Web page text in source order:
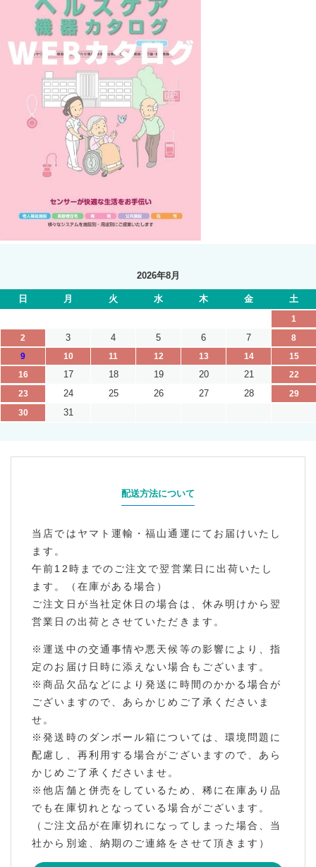
2026年8月
日 月 火 水 木 金 土
1
2
3 4 5 6 7
8
9
10 11 12 13 14
15
16
17 18 19 20 21
22
23
24 25 26 27 28
29
30
31
配送方法について
当店ではヤマト運輸・福山通運にてお届けいたし
ます。
午前12時までのご注文で翌営業日に出荷いたし
ます。（在庫がある場合）
ご注文日が当社定休日の場合は、休み明けから翌
営業日の出荷とさせていただきます。
※運送中の交通事情や悪天候等の影響により、指
定のお届け日時に添えない場合もございます。
※商品欠品などにより発送に時間のかかる場合が
ございますので、あらかじめご了承くださいま
せ。
※発送時のダンボール箱については、環境問題に
配慮し、再利用する場合がございますので、あら
かじめご了承くださいませ。
※他店舗と併売をしているため、稀に在庫あり品
でも在庫切れとなっている場合がございます。
（ご注文品が在庫切れになってしまった場合、当
社から別途、納期のご連絡をさせて頂きます）